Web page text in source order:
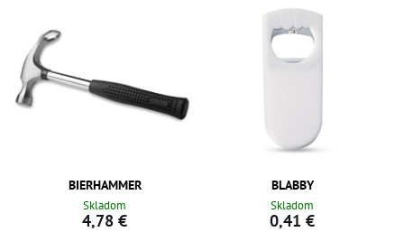
BIERHAMMER
Skladom
4,78 €
BLABBY
Skladom
0,41 €